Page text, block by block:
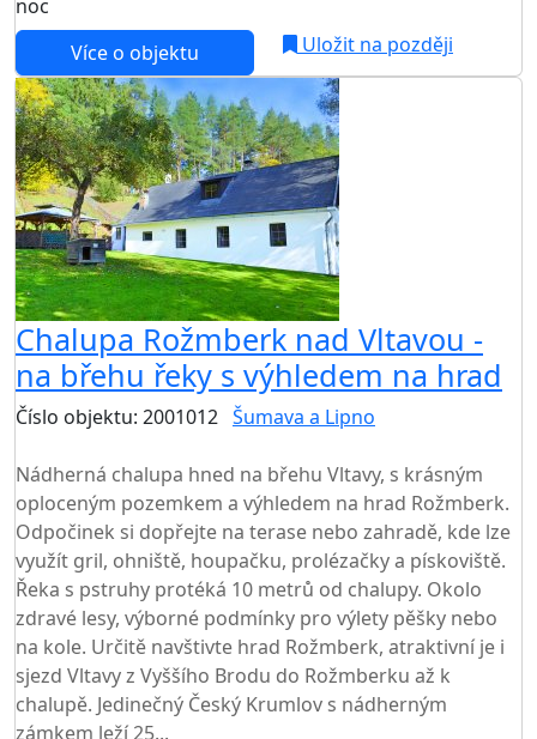
noc
Více o objektu
Uložit na později
Chalupa Rožmberk nad Vltavou -
na břehu řeky s výhledem na hrad
Číslo objektu: 2001012 Šumava a Lipno
Nádherná chalupa hned na břehu Vltavy, s krásným
oploceným pozemkem a výhledem na hrad Rožmberk.
Odpočinek si dopřejte na terase nebo zahradě, kde lze
využít gril, ohniště, houpačku, prolézačky a pískoviště.
Řeka s pstruhy protéká 10 metrů od chalupy. Okolo
zdravé lesy, výborné podmínky pro výlety pěšky nebo
na kole. Určitě navštivte hrad Rožmberk, atraktivní je i
sjezd Vltavy z Vyššího Brodu do Rožmberku až k
chalupě. Jedinečný Český Krumlov s nádherným
zámkem leží 25...